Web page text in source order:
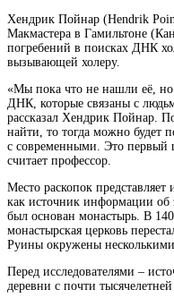
Хендрик Пойнар (Hendrik
Макмастера в Гамильтоне
погребений в поисках ДНК
вызывающей холеру.
«Мы пока что не нашли её,
ДНК, которые связаны с
рассказал Хендрик Пойнар.
найти, то тогда можно будет
с современными. Это первый
считает профессор.
Место раскопок представляет
как источник информации об
был основан монастырь. В
монастырская церковь
Руины окружены
Перед исследователями –
деревни с почти